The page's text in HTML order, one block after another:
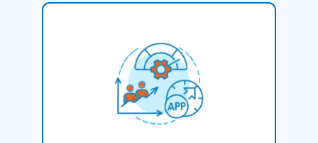
ConiaSoft CS ServerSpace'deki esnek
faturalama seçeneklerinden yazılım
çözümlerimizdeki özelleştirilebilir özelliklere
kadar ConiaSoft, iş ihtiyaçlarınızla birlikte
büyümek için ölçeklenebilirlik ve esneklik